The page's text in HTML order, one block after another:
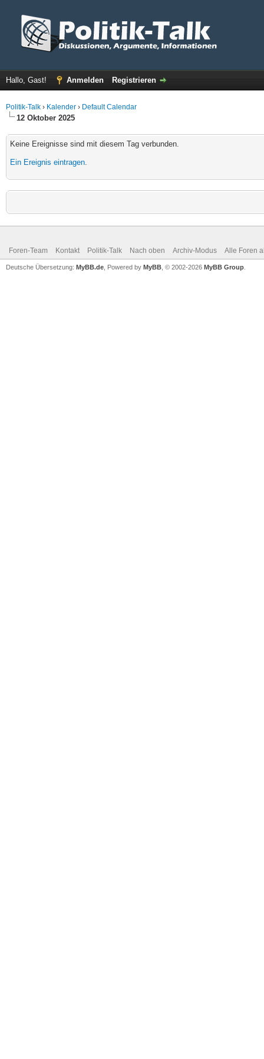
Hallo, Gast! Anmelden Registrieren
Politik-Talk › Kalender › Default Calendar
12 Oktober 2025
Keine Ereignisse sind mit diesem Tag verbunden.
Ein Ereignis eintragen.
Foren-Team Kontakt Politik-Talk Nach oben Archiv-Modus Alle Foren
Deutsche Übersetzung: MyBB.de , Powered by MyBB , © 2002-2026 MyBB Group